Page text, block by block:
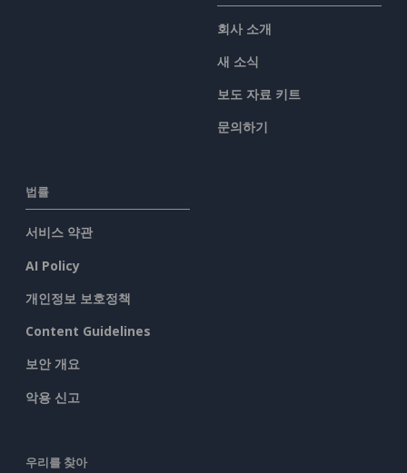
회사 소개
새 소식
보도 자료 키트
문의하기
법률
서비스 약관
AI Policy
개인정보 보호정책
Content Guidelines
보안 개요
악용 신고
우리를 찾아